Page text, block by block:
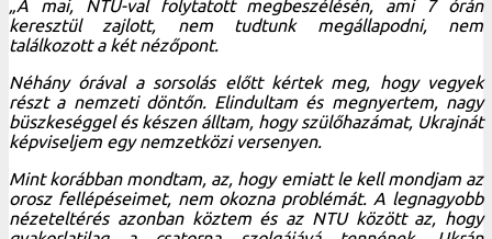
„A mai, NTU-val folytatott megbeszélésén, ami 7 órán
keresztül zajlott, nem tudtunk megállapodni, nem
találkozott a két nézőpont.
Néhány órával a sorsolás előtt kértek meg, hogy vegyek
részt a nemzeti döntőn. Elindultam és megnyertem, nagy
büszkeséggel és készen álltam, hogy szülőhazámat, Ukrajnát
képviseljem egy nemzetközi versenyen.
Mint korábban mondtam, az, hogy emiatt le kell mondjam az
orosz fellépéseimet, nem okozna problémát. A legnagyobb
nézeteltérés azonban köztem és az NTU között az, hogy